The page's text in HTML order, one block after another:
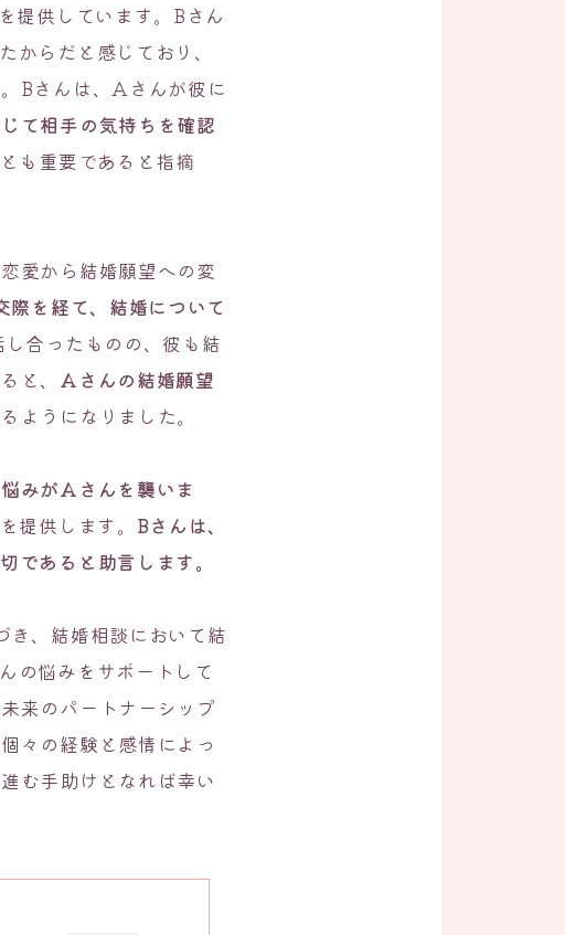
提供しています。Bさん
らだと感じており、
Bさんは、Aさんが彼に
て相手の気持ちを確認
も重要であると指摘
愛から結婚願望への変
を経て、結婚について
合ったものの、彼も結
と、 Aさんの結婚願望
ようになりました。
みがAさんを襲いま
提供します。 Bさんは、
あると助言します。
き、結婚相談において結
の悩みをサポートして
来のパートナーシップ
々の経験と感情によっ
む手助けとなれば幸い